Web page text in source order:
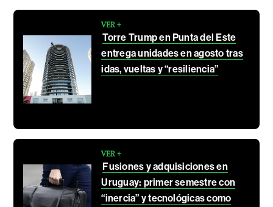
VER +
Torre Trump en Punta del Este
entrega unidades en agosto tras
idas, vueltas y “resiliencia”
VER +
Fusiones y adquisiciones en
Uruguay: primer semestre con
“inercia” y tecnológicas como